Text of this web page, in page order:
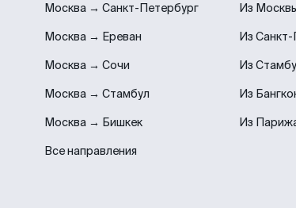
Москва → Санкт-Петербург
Москва → Ереван
Москва → Сочи
Москва → Стамбул
Москва → Бишкек
Все направления
Из
Из
Из
Из
Из